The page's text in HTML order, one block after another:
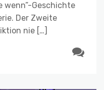
wenn”-Geschichte
Der Zweite
nie […]